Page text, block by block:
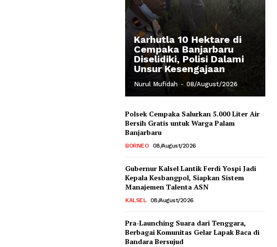
Karhutla 10 Hektare di
Cempaka Banjarbaru
Diselidiki, Polisi Dalami
Unsur Kesengajaan
Nurul Mufidah - 08/August/2026
Polsek Cempaka Salurkan 5.000 Liter Air
Bersih Gratis untuk Warga Palam
Banjarbaru
BORNEO 08/August/2026
Gubernur Kalsel Lantik Ferdi Yospi Jadi
Kepala Kesbangpol, Siapkan Sistem
Manajemen Talenta ASN
KALSEL 08/August/2026
Pra-Launching Suara dari Tenggara,
Berbagai Komunitas Gelar Lapak Baca di
Bandara Bersujud